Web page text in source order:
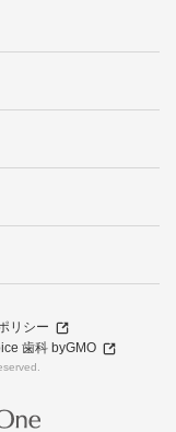
リシー
歯科 byGMO